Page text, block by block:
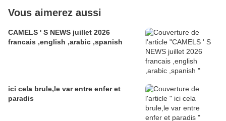
Vous aimerez aussi
CAMELS ' S NEWS juillet 2026
francais ,english ,arabic ,spanish
ici cela brule,le var entre enfer et
paradis